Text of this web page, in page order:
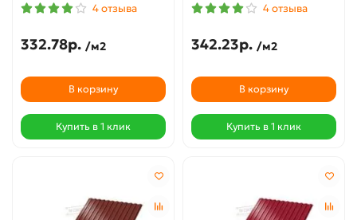
4 отзыва
332.78р. /м2
В корзину
Купить в 1 клик
4 отзыва
342.23р. /м2
В корзину
Купить в 1 клик